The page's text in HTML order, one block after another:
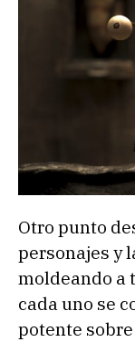
Otro punto
personajes y
moldeando a
cada uno se
potente